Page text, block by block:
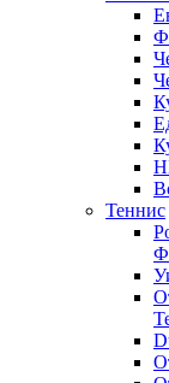
Теннис